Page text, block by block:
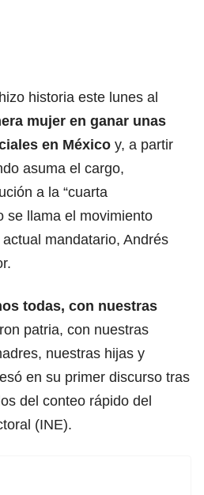
hizo historia este lunes al
mujer en ganar unas
en México y, a partir
asuma el cargo,
a la “cuarta
se llama el movimiento
mandatario, Andrés
todas, con nuestras
patria, con nuestras
nuestras hijas y
en su primer discurso tras
del conteo rápido del
(INE).